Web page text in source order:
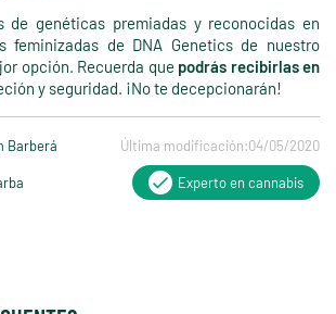
de genéticas premiadas y reconocidas en
feminizadas de DNA Genetics de nuestro
opción. Recuerda que podrás recibirlas en
y seguridad. ¡No te decepcionarán!
Barberá Última modificación:04/05/2020
Experto en cannabis